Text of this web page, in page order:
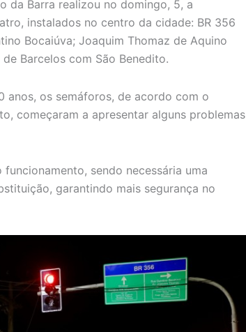
da Barra realizou no domingo, 5, a
instalados no centro da cidade: BR 356
Bocaiúva; Joaquim Thomaz de Aquino
Barcelos com São Benedito.
anos, os semáforos, de acordo com o
começaram a apresentar alguns problemas
sendo necessária uma
garantindo mais segurança no